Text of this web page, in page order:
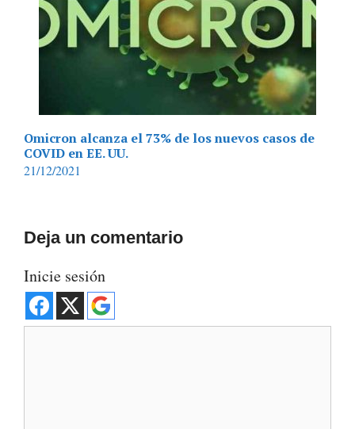
Omicron alcanza el 73% de los nuevos casos de
COVID en EE. UU.
21/12/2021
Deja un comentario
Inicie sesión